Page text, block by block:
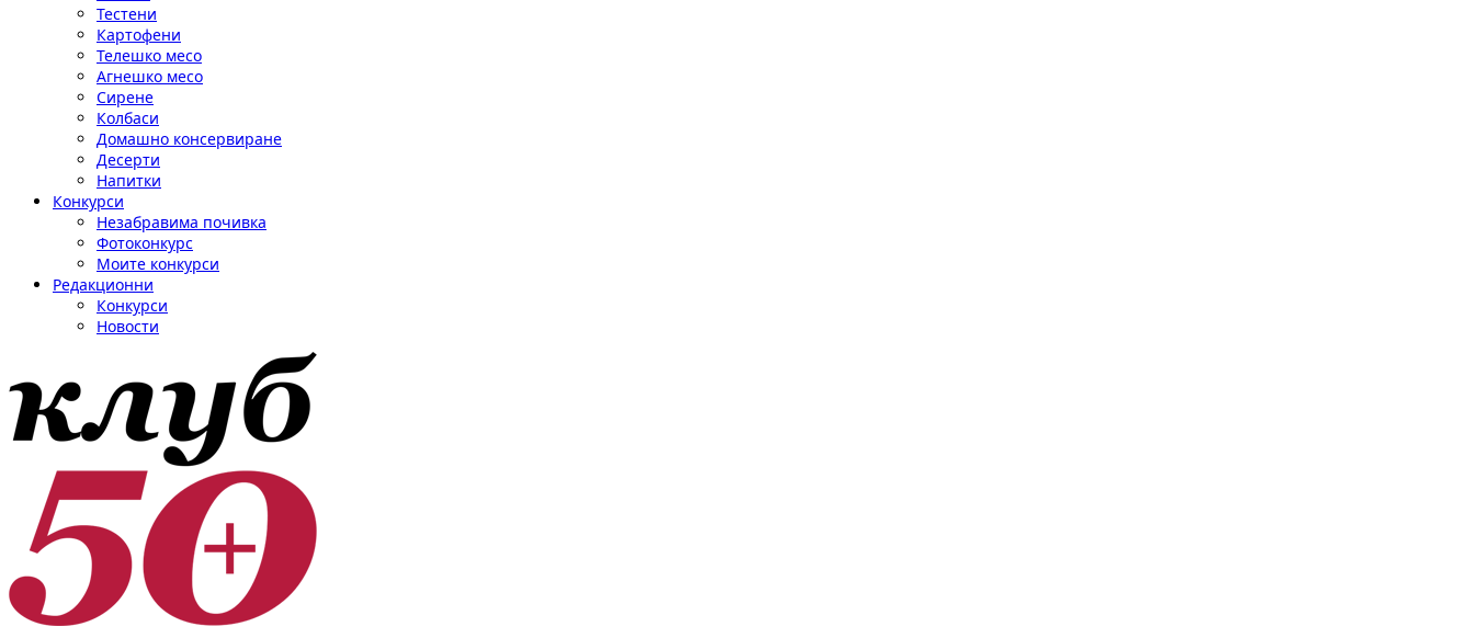
Тестени
Картофени
Телешко месо
Агнешко месо
Сирене
Колбаси
Домашно консервиране
Десерти
Напитки
Конкурси
Незабравима почивка
Фотоконкурс
Моите конкурси
Редакционни
Конкурси
Новости